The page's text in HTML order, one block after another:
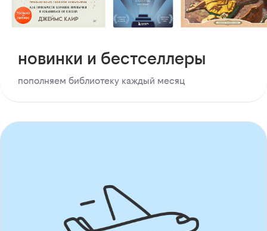
новинки и бестселлеры
пополняем библиотеку каждый месяц